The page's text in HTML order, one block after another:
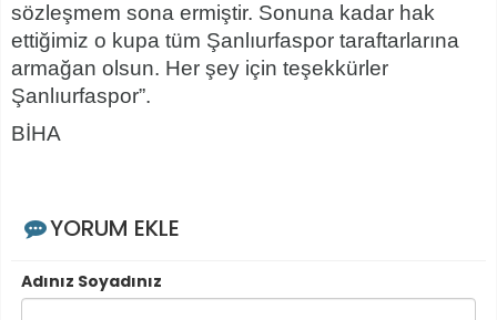
sözleşmem sona ermiştir. Sonuna kadar hak
ettiğimiz o kupa tüm Şanlıurfaspor taraftarlarına
armağan olsun. Her şey için teşekkürler
Şanlıurfaspor”.
BİHA
YORUM EKLE
Adınız Soyadınız